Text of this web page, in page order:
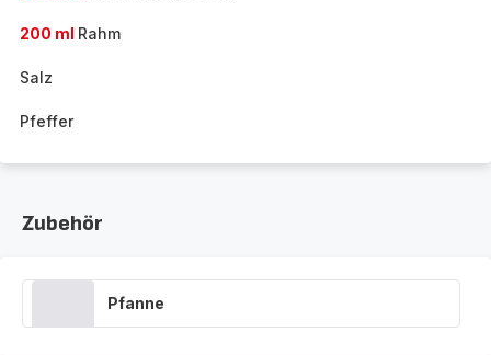
200 ml Rahm
Salz
Pfeffer
Zubehör
Pfanne